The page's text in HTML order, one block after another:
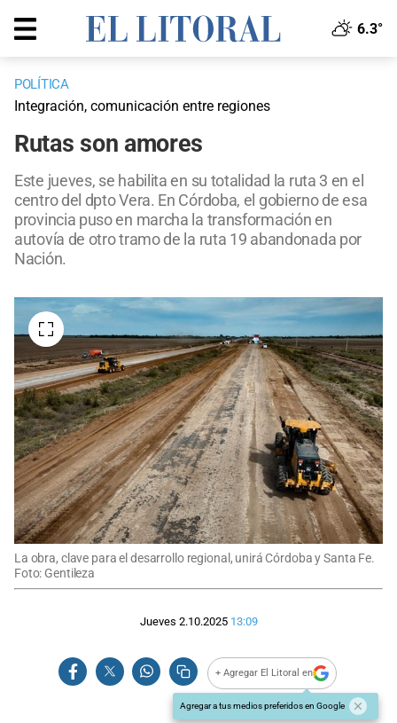
6.3°
POLÍTICA
Integración, comunicación entre regiones
Rutas son amores
Este jueves, se habilita en su totalidad la ruta 3 en el
centro del dpto Vera. En Córdoba, el gobierno de esa
provincia puso en marcha la transformación en
autovía de otro tramo de la ruta 19 abandonada por
Nación.
La obra, clave para el desarrollo regional, unirá Córdoba y Santa Fe.
Foto: Gentileza
Jueves 2.10.2025 13:09
+ Agregar El Litoral en
Agregar a tus medios preferidos en Google